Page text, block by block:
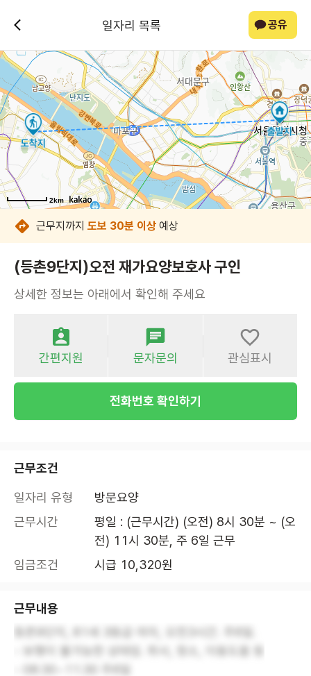
일자리 목록 공유
2km
2km
2km
2km
2km
2km
2km
2km
근무지까지 도보 30분 이상 예상
(등촌9단지)오전 재가요양보호사 구인
상세한 정보는 아래에서 확인해 주세요
간편지원 문자문의 관심표시
전화번호 확인하기
근무조건
일자리 유형
방문요양
근무시간
평일 : (근무시간) (오전) 8시 30분 ~ (오
전) 11시 30분, 주 6일 근무
임금조건
시급 10,320원
근무내용